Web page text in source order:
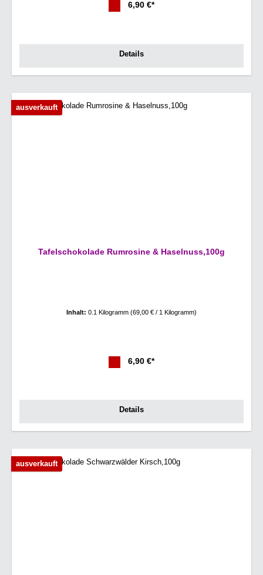
6,90 €*
Details
ausverkauft
Tafelschokolade Rumrosine & Haselnuss,100g
Inhalt: 0.1 Kilogramm (69,00 € / 1 Kilogramm)
6,90 €*
Details
ausverkauft